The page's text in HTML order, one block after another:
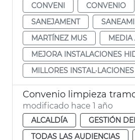
CONVENI
CONVENIO
SANEJAMENT
MARTÍNEZ MUS
MEDIA
MEJORA INSTALACIONES
MILLORES
modificado hace 1 año
ALCALDÍA
GESTIÓN
TODAS LAS AUDIENCIAS